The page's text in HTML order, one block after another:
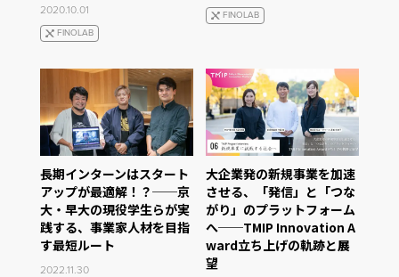
2020.10.01
FINOLAB
FINOLAB
長期インターンはスタート
アップが最適解！？──京
大・早大の現役学生らが実
践する、事業家人材を目指
す最短ルート
2022.11.30
大企業発の新規事業を加速
させる、「発信」と「つな
がり」のプラットフォーム
へ──TMIP Innovation A
ward立ち上げの軌跡と展
望